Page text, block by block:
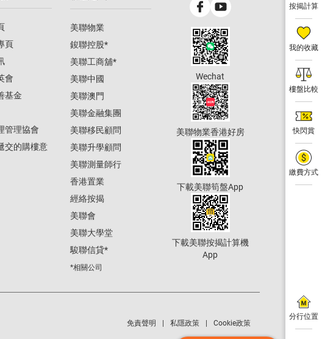
按揭計算
我的收藏
樓盤比較
快閃賞
繳費方式
分行位置
頁
會
基金
管理協會
交的購樓意
美聯物業
鋑聯控股*
美聯工商舖*
美聯中國
美聯澳門
美聯金融集團
美聯移民顧問
美聯升學顧問
美聯測量師行
香港置業
經絡按揭
美聯會
美聯大學堂
駿聯信貸*
*相關公司
Wechat
美聯物業香港好房
下載美聯筍盤App
下載美聯按揭計算機
App
免責聲明 私隱政策 Cookie政策